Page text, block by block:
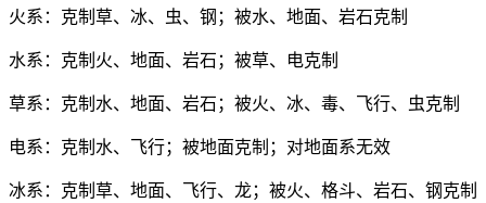
火系：克制草、冰、虫、钢；被水、地面、岩石克制
水系：克制火、地面、岩石；被草、电克制
草系：克制水、地面、岩石；被火、冰、毒、飞行、虫克制
电系：克制水、飞行；被地面克制；对地面系无效
冰系：克制草、地面、飞行、龙；被火、格斗、岩石、钢克制